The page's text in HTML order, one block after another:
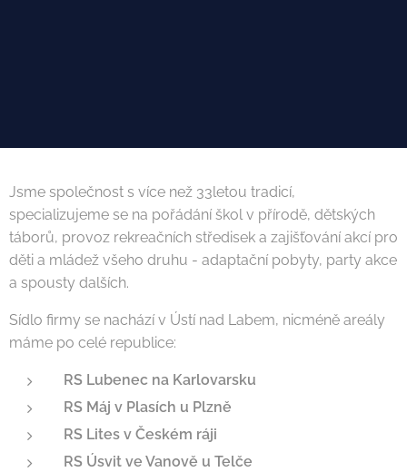
Jsme společnost s více než 33letou tradicí,
specializujeme se na pořádání škol v přírodě, dětských
táborů, provoz rekreačních středisek a zajišťování akcí pro
děti a mládež všeho druhu - adaptační pobyty, party akce
a spousty dalších.
Sídlo firmy se nachází v Ústí nad Labem, nicméně areály
máme po celé republice:
RS Lubenec na Karlovarsku
RS Máj v Plasích u Plzně
RS Lites v Českém ráji
RS Úsvit ve Vanově u Telče